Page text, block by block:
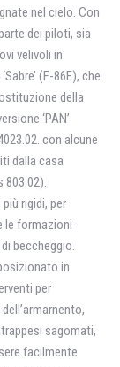
nel cielo. Con
dei piloti, sia
velivoli in
(F-86E), che
della
‘PAN’
con alcune
dalla casa
803.02).
rigidi, per
le formazioni
beccheggio.
in
per
sagomati,
facilmente